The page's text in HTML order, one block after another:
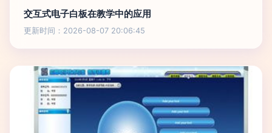
交互式电子白板在教学中的应用
更新时间：2026-08-07 20:06:45